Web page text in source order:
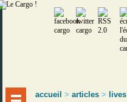
accueil >articles > lives